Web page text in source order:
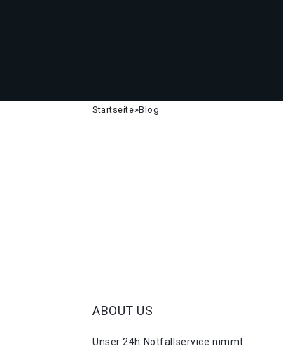
Startseite»Blog
ABOUT US
Unser 24h Notfallservice nimmt